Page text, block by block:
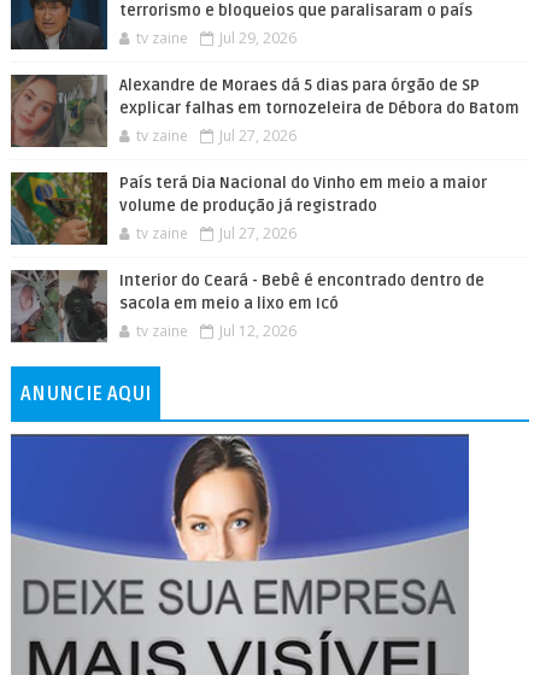
terrorismo e bloqueios que paralisaram o país
tv zaine Jul 29, 2026
Alexandre de Moraes dá 5 dias para órgão de SP
explicar falhas em tornozeleira de Débora do Batom
tv zaine Jul 27, 2026
País terá Dia Nacional do Vinho em meio a maior
volume de produção já registrado
tv zaine Jul 27, 2026
Interior do Ceará - Bebê é encontrado dentro de
sacola em meio a lixo em Icó
tv zaine Jul 12, 2026
ANUNCIE AQUI